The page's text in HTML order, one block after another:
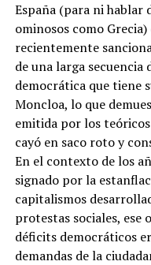
España (para ni hablar
ominosos como
recientemente
de una larga secuencia
democrática que tiene
Moncloa, lo que
emitida por los
cayó en saco roto y
En el contexto de los
signado por la
capitalismos
protestas sociales, ese
déficits democráticos
demandas de la